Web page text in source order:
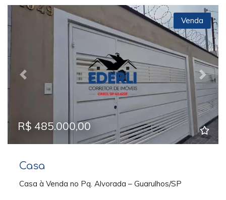
Previous Next
Venda
R$ 485.000,00
Casa
Casa à Venda no Pq. Alvorada – Guarulhos/SP